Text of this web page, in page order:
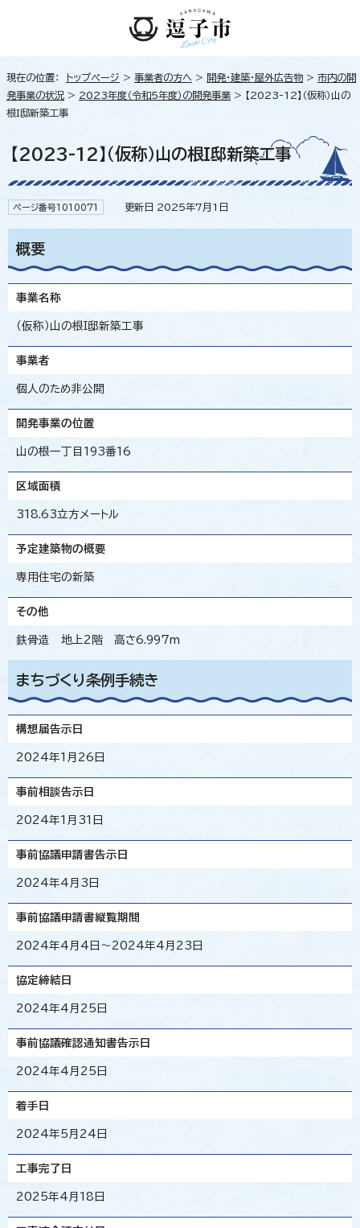
現在の位置： トップページ > 事業者の方へ > 開発・建築・屋外広告物 > 市内の開
発事業の状況 > 2023年度（令和5年度）の開発事業 > 【2023-12】（仮称）山の
根I邸新築工事
【2023-12】（仮称）山の根I邸新築工事
ページ番号1010071 更新日 2025年7月1日
概要
事業名称
（仮称）山の根I邸新築工事
事業者
個人のため非公開
開発事業の位置
山の根一丁目193番16
区域面積
318.63立方メートル
予定建築物の概要
専用住宅の新築
その他
鉄骨造 地上2階 高さ6.997m
まちづくり条例手続き
構想届告示日
2024年1月26日
事前相談告示日
2024年1月31日
事前協議申請書告示日
2024年4月3日
事前協議申請書縦覧期間
2024年4月4日～2024年4月23日
協定締結日
2024年4月25日
事前協議確認通知書告示日
2024年4月25日
着手日
2024年5月24日
工事完了日
2025年4月18日